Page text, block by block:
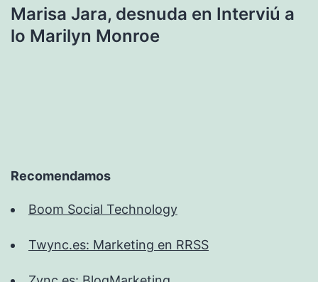
Marisa Jara, desnuda en Interviú a
lo Marilyn Monroe
Recomendamos
Boom Social Technology
Twync.es: Marketing en RRSS